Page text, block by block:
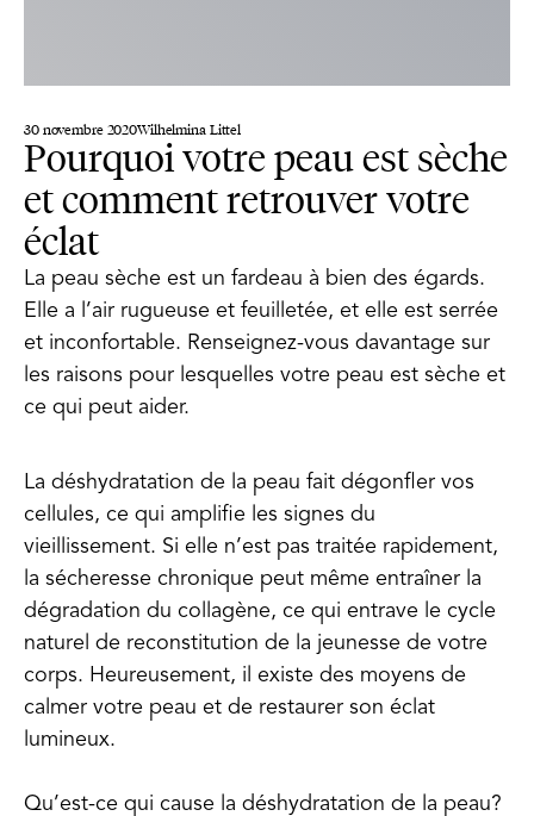
30 novembre 2020Wilhelmina Littel
Pourquoi votre peau est sèche
et comment retrouver votre
éclat
La peau sèche est un fardeau à bien des égards.
Elle a l’air rugueuse et feuilletée, et elle est serrée
et inconfortable. Renseignez-vous davantage sur
les raisons pour lesquelles votre peau est sèche et
ce qui peut aider.
La déshydratation de la peau fait dégonfler vos
cellules, ce qui amplifie les signes du
vieillissement. Si elle n’est pas traitée rapidement,
la sécheresse chronique peut même entraîner la
dégradation du collagène, ce qui entrave le cycle
naturel de reconstitution de la jeunesse de votre
corps. Heureusement, il existe des moyens de
calmer votre peau et de restaurer son éclat
lumineux.
Qu’est-ce qui cause la déshydratation de la peau?